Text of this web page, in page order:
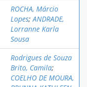
ROCHA, Márcio
Lopes;ANDRADE,
Lorranne Karla
Sousa
Rodrigues de Souza
Brito, Camila;
COELHO DE MOURA,